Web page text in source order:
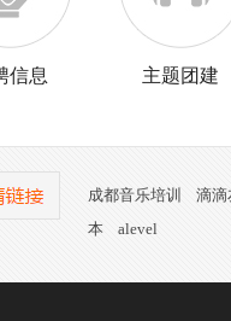
信息 主题团建
成都音乐培训 滴滴
本
alevel